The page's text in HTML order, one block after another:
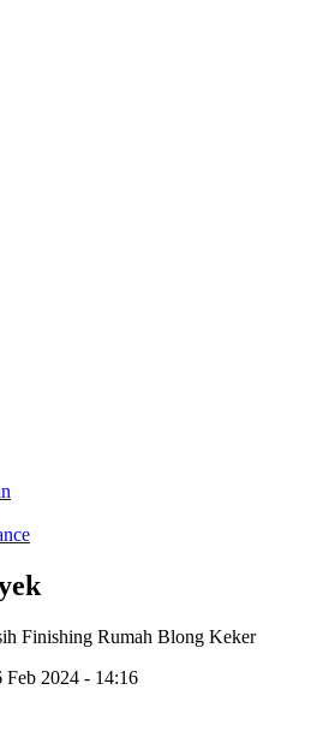
Finishing Rumah Blong Keker
Feb 2024 - 14:16